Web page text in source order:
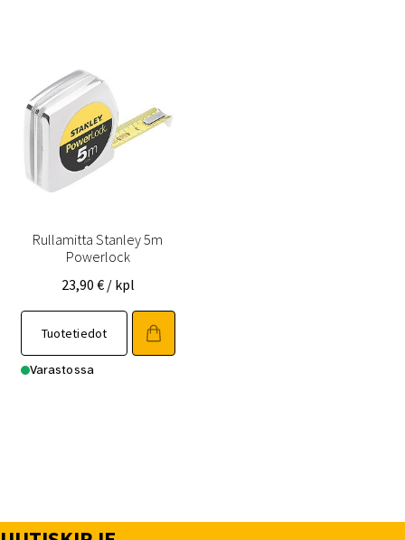
Rullamitta Stanley 5m
Powerlock
23,90 € / kpl
Tuotetiedot
Varastossa